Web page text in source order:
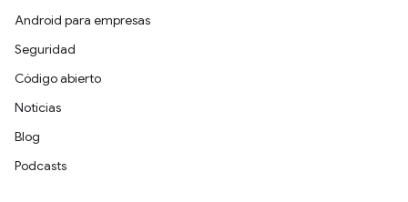
Android para empresas
Seguridad
Código abierto
Noticias
Blog
Podcasts